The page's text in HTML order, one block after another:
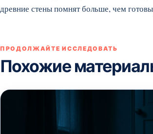
древние стены помнят больше, чем готовы
ПРОДОЛЖАЙТЕ ИССЛЕДОВАТЬ
Похожие